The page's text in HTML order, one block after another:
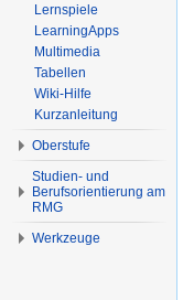
Lernspiele
LearningApps
Multimedia
Tabellen
Wiki-Hilfe
Kurzanleitung
Oberstufe
Studien- und
Berufsorientierung am
RMG
Werkzeuge